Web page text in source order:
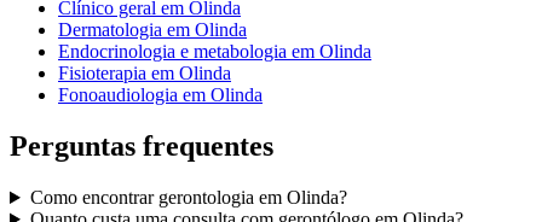
Clínico geral em Olinda
Dermatologia em Olinda
Endocrinologia e metabologia em Olinda
Fisioterapia em Olinda
Fonoaudiologia em Olinda
Perguntas frequentes
Como encontrar gerontologia em Olinda?